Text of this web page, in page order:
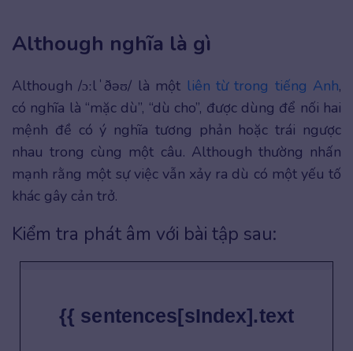
Although nghĩa là gì
Although /ɔːlˈðəʊ/ là một liên từ trong tiếng Anh,
có nghĩa là “mặc dù”, “dù cho”, được dùng để nối hai
mệnh đề có ý nghĩa tương phản hoặc trái ngược
nhau trong cùng một câu. Although thường nhấn
mạnh rằng một sự việc vẫn xảy ra dù có một yếu tố
khác gây cản trở.
Kiểm tra phát âm với bài tập sau:
{{ sentences[sIndex].text